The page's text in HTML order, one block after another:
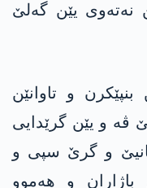
نەتەوی یێن گەلێ
و تاوانێن
ڤە و یێن گرێدایی
و گرێ سپی و
و ھەموو